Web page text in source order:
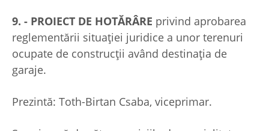
9. - PROIECT DE HOTĂRÂRE privind aprobarea
reglementării situației juridice a unor terenuri
ocupate de construcții având destinația de
garaje.
Prezintă: Toth-Birtan Csaba, viceprimar.